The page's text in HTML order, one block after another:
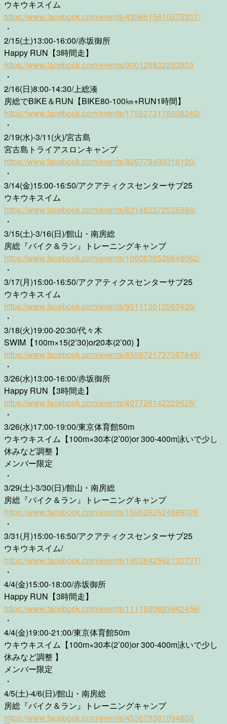
ウキウキスイム
https://www.facebook.com/events/4396515610575337/
・
2/15(土)13:00-16:00/赤坂御所
Happy RUN【3時間走】
https://www.facebook.com/events/900128832253903
・
2/16(日)8:00-14:30/上総湊
房総でBIKE＆RUN【BIKE80-100㎞+RUN1時間】
https://www.facebook.com/events/1755273178608340/
・
2/19(水)-3/11(火)/宮古島
宮古島トライアスロンキャンプ
https://www.facebook.com/events/826779499316120/
・
3/14(金)15:00-16:50/アクアティクスセンターサブ25
ウキウキスイム
https://www.facebook.com/events/631482372535888/
・
3/15(土)-3/16(日)/館山・南房総
房総『バイク＆ラン』トレーニングキャンプ
https://www.facebook.com/events/1060836528848062/
・
3/17(月)15:00-16:50/アクアティクスセンターサブ25
ウキウキスイム
https://www.facebook.com/events/951113013563436/
・
3/18(火)19:00-20:30/代々木
SWIM【100m×15(2’30)or20本(2’00) 】
https://www.facebook.com/events/8559721737397845/
・
3/26(水)13:00-16:00/赤坂御所
Happy RUN【3時間走】
https://www.facebook.com/events/407728142329628/
・
3/26(水)17:00-19:00/東京体育館50m
ウキウキスイム【100m×30本(2’00)or 300-400m泳いで少し
休みなど調整 】
メンバー限定
・
3/29(土)-3/30(日)/館山・南房総
房総『バイク＆ラン』トレーニングキャンプ
https://www.facebook.com/events/1596262624599026
・
3/31(月)15:00-16:50/アクアティクスセンターサブ25
ウキウキスイム/
https://www.facebook.com/events/1983842592130737/
・
4/4(金)15:00-18:00/赤坂御所
Happy RUN【3時間走】
https://www.facebook.com/events/1111500893942456/
・
4/4(金)19:00-21:00/東京体育館50m
ウキウキスイム【100m×30本(2’00)or 300-400m泳いで少し
休みなど調整 】
メンバー限定
・
4/5(土)-4/6(日)/館山・南房総
房総『バイク＆ラン』トレーニングキャンプ
https://www.facebook.com/events/453679381094803